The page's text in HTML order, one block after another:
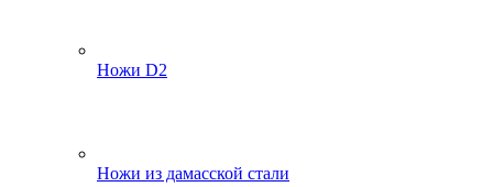
Ножи D2
Ножи из дамасской стали